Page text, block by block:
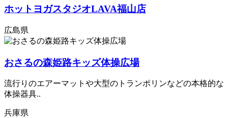
ホットヨガスタジオLAVA福山店
広島県
おさるの森姫路キッズ体操広場
流行りのエアーマットや大型のトランポリンなどの本格的な
体操器具..
兵庫県